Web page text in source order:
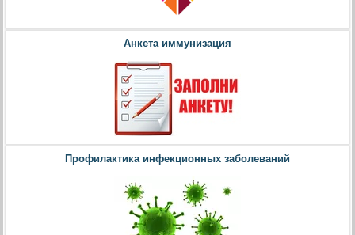
Анкета иммунизация
Профилактика инфекционных заболеваний